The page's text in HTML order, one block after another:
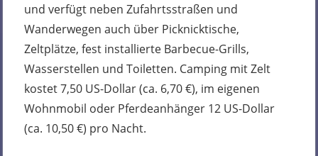
und verfügt neben Zufahrtsstraßen und
Wanderwegen auch über Picknicktische,
Zeltplätze, fest installierte Barbecue-Grills,
Wasserstellen und Toiletten. Camping mit Zelt
kostet 7,50 US-Dollar (ca. 6,70 €), im eigenen
Wohnmobil oder Pferdeanhänger 12 US-Dollar
(ca. 10,50 €) pro Nacht.